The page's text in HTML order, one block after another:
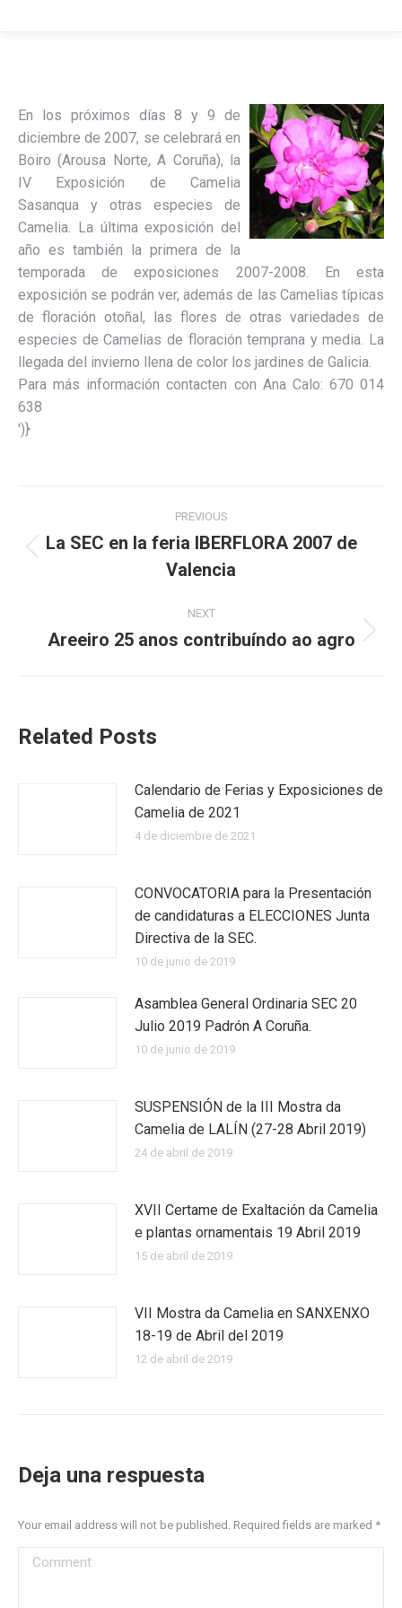
En los próximos días 8 y 9 de
diciembre de 2007, se celebrará en
Boiro (Arousa Norte, A Coruña), la
IV Exposición de Camelia
Sasanqua y otras especies de
Camelia. La última exposición del
año es también la primera de la
temporada de exposiciones 2007-2008. En esta
exposición se podrán ver, además de las Camelias típicas
de floración otoñal, las flores de otras variedades de
especies de Camelias de floración temprana y media. La
llegada del invierno llena de color los jardines de Galicia.
Para más información contacten con Ana Calo: 670 014
638
')}
navigation
PREVIOUS
post:
La SEC en la feria IBERFLORA 2007 de
Valencia
NEXT
Next
Areeiro 25 anos contribuíndo ao agro
Related Posts
Calendario de Ferias y Exposiciones de
Camelia de 2021
4 de diciembre de 2021
CONVOCATORIA para la Presentación
de candidaturas a ELECCIONES Junta
Directiva de la SEC.
10 de junio de 2019
Asamblea General Ordinaria SEC 20
Julio 2019 Padrón A Coruña.
10 de junio de 2019
SUSPENSIÓN de la III Mostra da
Camelia de LALÍN (27-28 Abril 2019)
24 de abril de 2019
XVII Certame de Exaltación da Camelia
e plantas ornamentais 19 Abril 2019
15 de abril de 2019
VII Mostra da Camelia en SANXENXO
18-19 de Abril del 2019
12 de abril de 2019
Deja una respuesta
Your email address will not be published. Required fields are marked *
Comment